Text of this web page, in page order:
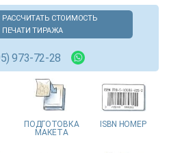
РАССЧИТАТЬ СТОИМОСТЬ
ПЕЧАТИ ТИРАЖА
973-72-28
ПОДГОТОВКА
МАКЕТА
ISBN НОМЕР